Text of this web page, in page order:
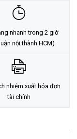
(Cước phí
nhanh trong 2 giờ
nội thành HCM)
nhiệm xuất hóa đơn
tài chính